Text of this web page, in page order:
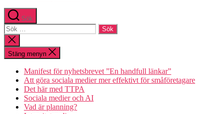
Sök
Sök
efter:
Stäng
sökningen
Stäng menyn
Manifest för nyhetsbrevet ”En handfull länkar”
Att göra sociala medier mer effektivt för småföretagare
Det här med TTPA
Sociala medier och AI
Vad är planning?